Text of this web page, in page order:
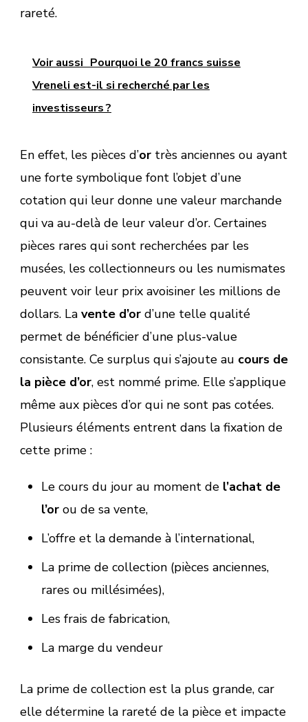
rareté.
Voir aussi Pourquoi le 20 francs suisse
Vreneli est-il si recherché par les
investisseurs ?
En effet, les pièces d’or très anciennes ou ayant
une forte symbolique font l’objet d’une
cotation qui leur donne une valeur marchande
qui va au-delà de leur valeur d’or. Certaines
pièces rares qui sont recherchées par les
musées, les collectionneurs ou les numismates
peuvent voir leur prix avoisiner les millions de
dollars. La vente d’or d’une telle qualité
permet de bénéficier d’une plus-value
consistante. Ce surplus qui s’ajoute au cours de
la pièce d’or, est nommé prime. Elle s’applique
même aux pièces d’or qui ne sont pas cotées.
Plusieurs éléments entrent dans la fixation de
cette prime :
Le cours du jour au moment de l’achat de
l’orou de sa vente,
L’offre et la demande à l’international,
La prime de collection (pièces anciennes,
rares ou millésimées),
Les frais de fabrication,
La marge du vendeur
La prime de collection est la plus grande, car
elle détermine la rareté de la pièce et impacte